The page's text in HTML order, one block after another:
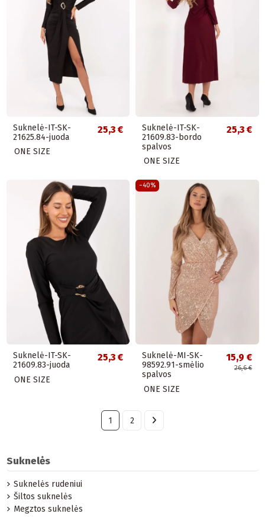
Suknelė-IT-SK-
21625.84-juoda
25,3 €
ONE SIZE
Suknelė-IT-SK-
21609.83-bordo
spalvos
25,3 €
ONE SIZE
Suknelė-IT-SK-
21609.83-juoda
25,3 €
ONE SIZE
−40%
Suknelė-MI-SK-
98592.91-smėlio
spalvos
15,9 €
26,6 €
ONE SIZE
1 2
Suknelės
Suknelės rudeniui
Šiltos suknelės
Megztos suknelės